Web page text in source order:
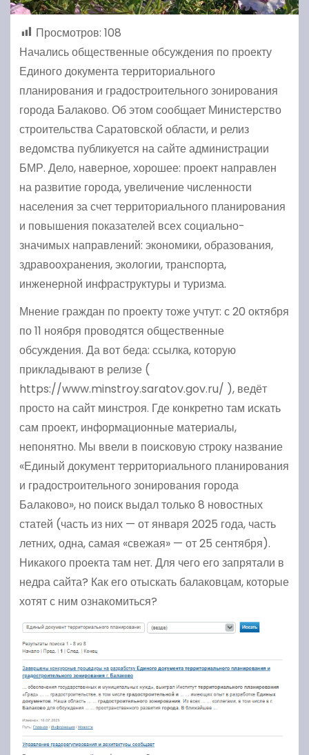
Просмотров: 108
Начались общественные обсуждения по проекту
Единого документа территориального
планирования и градостроительного зонирования
города Балаково. Об этом сообщает Министерство
строительства Саратовской области, и релиз
ведомства публикуется на сайте администрации
БМР. Дело, наверное, хорошее: проект направлен
на развитие города, увеличение численности
населения за счет территориального планирования
и повышения показателей всех социально-
значимых направлений: экономики, образования,
здравоохранения, экологии, транспорта,
инженерной инфраструктуры и туризма.
Мнение граждан по проекту тоже учтут: с 20 октября
по 11 ноября проводятся общественные
обсуждения. Да вот беда: ссылка, которую
прикладывают в релизе (
https://www.minstroy.saratov.gov.ru/ ), ведёт
просто на сайт минстроя. Где конкретно там искать
сам проект, информационные материалы,
непонятно. Мы ввели в поисковую строку название
«Единый документ территориального планирования
и градостроительного зонирования города
Балаково», но поиск выдал только 8 новостных
статей (часть из них — от января 2025 года, часть
летних, одна, самая «свежая» — от 25 сентября).
Никакого проекта там нет. Для чего его запрятали в
недра сайта? Как его отыскать балаковцам, которые
хотят с ним ознакомиться?